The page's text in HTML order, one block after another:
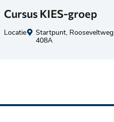
Cursus KIES-groep
Locatie
Startpunt, Rooseveltweg
408A
categorie: